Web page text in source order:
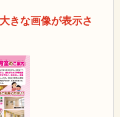
きな画像が表示さ